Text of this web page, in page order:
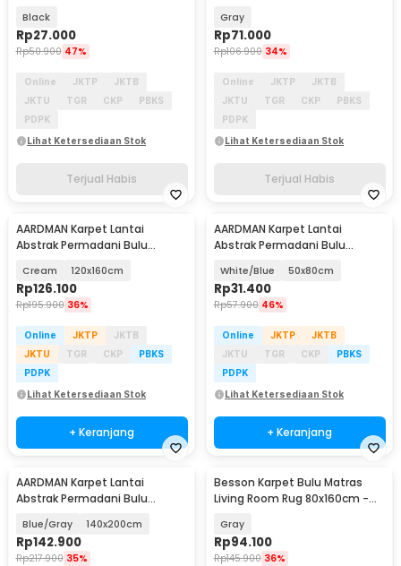
Black
Rp27.000
Rp50.900 47%
Online JKTP
JKTB
JKTU
TGR CKP
PBKS
PDPK
Lihat Ketersediaan Stok
Terjual Habis
Gray
Rp71.000
Rp106.900 34%
Online JKTP
JKTB
JKTU
TGR CKP
PBKS
PDPK
Lihat Ketersediaan Stok
Terjual Habis
AARDMAN Karpet Lantai
Abstrak Permadani Bulu
BQ001
Cream 120x160cm
Rp126.100
Rp195.900 36%
Online JKTP
JKTB
JKTU
TGR CKP
PBKS
PDPK
Lihat Ketersediaan Stok
+ Keranjang
AARDMAN Karpet Lantai
Abstrak Permadani Bulu
BQ001
White/Blue 50x80cm
Rp31.400
Rp57.900 46%
Online JKTP
JKTB
JKTU
TGR CKP
PBKS
PDPK
Lihat Ketersediaan Stok
+ Keranjang
AARDMAN Karpet Lantai
Abstrak Permadani Bulu
BQ001
Blue/Gray 140x200cm
Rp142.900
Rp217.900 35%
Besson Karpet Bulu Matras
Living Room Rug 80x160cm -
Gray
Rp94.100
Rp145.900 36%